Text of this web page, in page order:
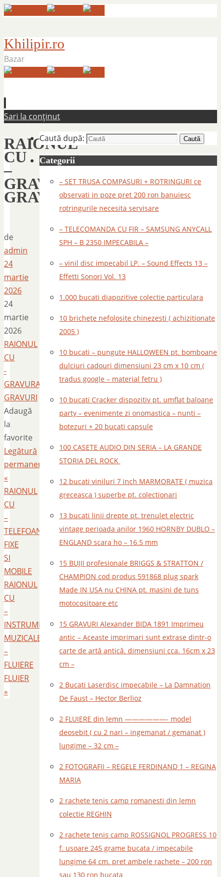
Khilipir.ro
Bazar
Sari la conținut
RAIONUL
CU
–
GRAVURA
GRAVURI
de
admin
24
martie
2026
24
martie
2026
RAIONUL
CU
-
GRAVURA
GRAVURI
Adaugă
la
favorite
Legătură
permanentă
«
RAIONUL
CU
–
TELEFOANE
FIXE
SI
MOBILE
RAIONUL
CU
–
INSTRUMENTE
MUZICALE
–
FLUIERE
FLUIER
»
Caută după: Caută
Categorii
– SET TRUSA COMPASURI + ROTRINGURI ce
observati in poze pret 200 ron banuiesc
rotringurile necesita servisare
– TELECOMANDA CU FIR – SAMSUNG ANYCALL
SPH – B 2350 IMPECABILA –
– vinil disc impecabil LP. – Sound Effects 13 –
Effetti Sonori Vol. 13
1.000 bucati diapozitive colectie particulara
10 brichete nefolosite chinezesti ( achizitionate
2005 )
10 bucati – pungute HALLOWEEN pt. bomboane
dulciuri cadouri dimensiuni 23 cm x 10 cm (
tradus google – material fetru )
10 bucati Cracker dispozitiv pt. umflat baloane
party – evenimente zi onomastica – nunti –
botezuri + 20 bucati capsule
100 CASETE AUDIO DIN SERIA – LA GRANDE
STORIA DEL ROCK
12 bucati viniluri 7 inch MARMORATE ( muzica
greceasca ) superbe pt. colectionari
13 bucati linii drepte pt. trenulet electric
vintage perioada anilor 1960 HORNBY DUBLO –
ENGLAND scara ho – 16.5 mm
15 BUJII profesionale BRIGGS & STRATTON /
CHAMPION cod produs 591868 plug spark
Made IN USA nu CHINA pt. masini de tuns
motocositoare etc
15 GRAVURI Alexander BIDA 1891 Imprimeu
antic – Aceaste imprimari sunt extrase dintr-o
carte de artă antică. dimensiuni cca. 16cm x 23
cm –
2 Bucati Laserdisc impecabile – La Damnation
De Faust – Hector Berlioz
2 FLUIERE din lemn ——————- model
deosebit ( cu 2 nari – ingemanat / gemanat )
lungime – 32 cm –
2 FOTOGRAFII – REGELE FERDINAND 1 – REGINA
MARIA
2 rachete tenis camp romanesti din lemn
colectie REGHIN
2 rachete tenis camp ROSSIGNOL PROGRESS 10
f. usoare 245 grame bucata / impecabile
lungime 64 cm. pret ambele rachete – 200 ron
sau 130 ron bucata